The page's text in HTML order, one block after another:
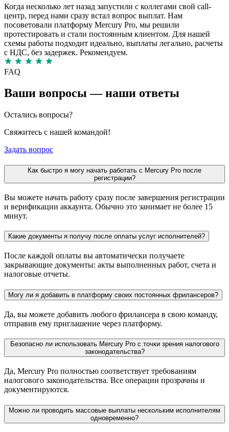
Когда несколько лет назад запустили с коллегами свой call-
центр, перед нами сразу встал вопрос выплат. Нам
посоветовали платформу Mercury Pro, мы решили
протестировать и стали постоянным клиентом. Для нашей
схемы работы подходит идеально, выплаты легально, расчеты
с НДС, без задержек. Рекомендуем.
FAQ
Ваши вопросы — наши ответы
Остались вопросы?
Свяжитесь с нашей командой!
Задать вопрос
Как быстро я могу начать работать с Mercury Pro после
регистрации?
Вы можете начать работу сразу после завершения регистрации
и верификации аккаунта. Обычно это занимает не более 15
минут.
Какие документы я получу после оплаты услуг исполнителей?
После каждой оплаты вы автоматически получаете
закрывающие документы: акты выполненных работ, счета и
налоговые отчеты.
Могу ли я добавить в платформу своих постоянных фрилансеров?
Да, вы можете добавить любого фрилансера в свою команду,
отправив ему приглашение через платформу.
Безопасно ли использовать Mercury Pro с точки зрения налогового
законодательства?
Да, Mercury Pro полностью соответствует требованиям
налогового законодательства. Все операции прозрачны и
документируются.
Можно ли проводить массовые выплаты нескольким исполнителям
одновременно?